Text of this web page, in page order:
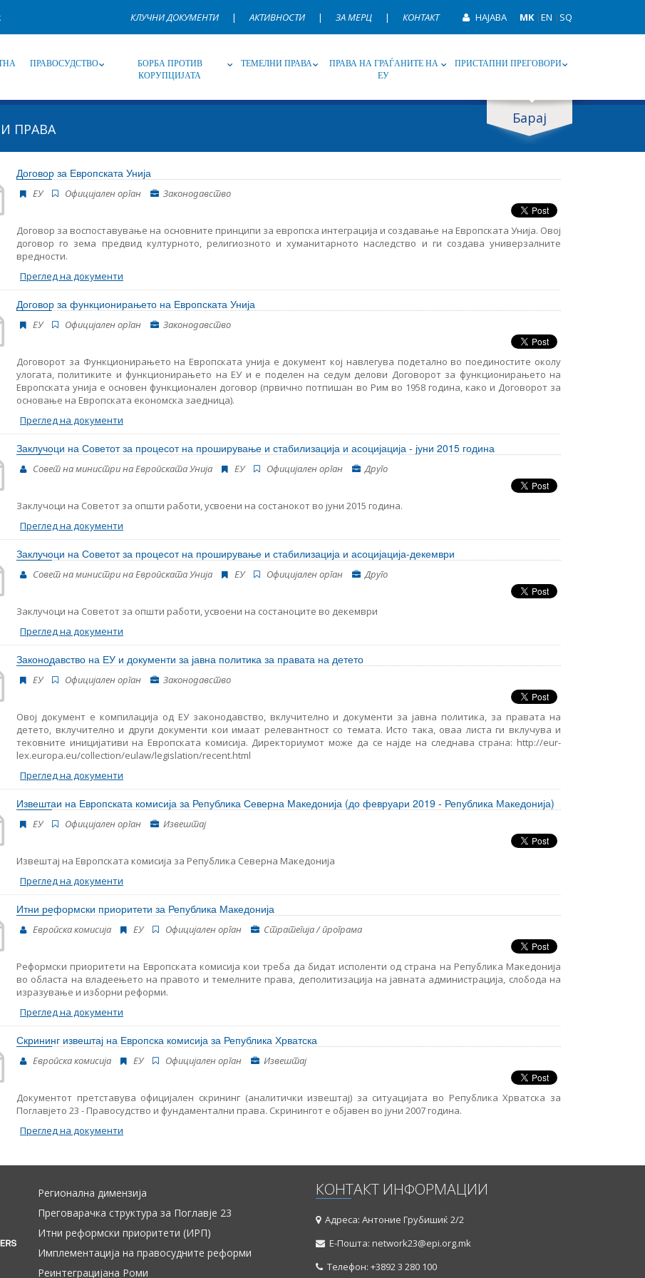
КЛУЧНИ ДОКУМЕНТИ | АКТИВНОСТИ | ЗА МЕРЦ | КОНТАКТ НАЈАВА MK|EN | SQ
ПРАВОСУДСТВО
БОРБА ПРОТИВ
КОРУПЦИЈАТА
ТЕМЕЛНИ ПРАВА
ПРАВА НА ГРАЃАНИТЕ НА
ЕУ
ПРИСТАПНИ ПРЕГОВОРИ
Барај
Јазик Име, опис или клучен збор
ПРАВА
Договор за Европската Унија
ЕУ Oфицијален орган Законодавство
Договор за воспоставување на основните принципи за европска интеграција и создавање на Европската Унија. Овој
договор го зема предвид културното, религиозното и хуманитарното наследство и ги создава универзалните
вредности.
Преглед на документи
Договор за функционирањето на Европската Унија
ЕУ Oфицијален орган Законодавство
Договорот за Функционирањето на Европската унија е документ кој навлегува подетално во поединостите околу
улогата, политиките и функционирањето на ЕУ и е поделен на седум делови Договорот за функционирањето на
Европската унија е основен функционален договор (првично потпишан во Рим во 1958 година, како и Договорот за
основање на Европската економска заедница).
Преглед на документи
Заклучоци на Советот за процесот на проширување и стабилизација и асоцијација - јуни 2015 година
Совет на министри на Европската Унија ЕУ Oфицијален орган Друго
Заклучоци на Советот за општи работи, усвоени на состанокот во јуни 2015 година.
Преглед на документи
Заклучоци на Советот за процесот на проширување и стабилизација и асоцијација-декември
Совет на министри на Европската Унија ЕУ Oфицијален орган Друго
Заклучоци на Советот за општи работи, усвоени на состаноците во декември
Преглед на документи
Законодавство на ЕУ и документи за јавна политика за правата на детето
ЕУ Oфицијален орган Законодавство
Овој документ е компилација од ЕУ законодавство, вклучително и документи за јавна политика, за правата на
детето, вклучително и други документи кои имаат релевантност со темата. Исто така, оваа листа ги вклучува и
тековните иницијативи на Европската комисија. Директориумот може да се најде на следнава страна: http://eur-
lex.europa.eu/collection/eulaw/legislation/recent.html
Преглед на документи
Извештаи на Европската комисија за Република Северна Македонија (до февруари 2019 - Република Македонија)
ЕУ Oфицијален орган Извештај
Извештај на Европската комисија за Република Северна Македонија
Преглед на документи
Итни реформски приоритети за Република Македонија
Европска комисија ЕУ Oфицијален орган Стратегија / програма
Реформски приоритети на Европската комисија кои треба да бидат исполенти од страна на Република Македонија
во областа на владеењето на правото и темелните права, деполитизација на јавната администрација, слобода на
изразување и изборни реформи.
Преглед на документи
Скрининг извештај на Европска комисија за Република Хрватска
Европска комисија ЕУ Oфицијален орган Извештај
Документот претставува официјален скрининг (аналитички извештај) за ситуацијата во Република Хрватска за
Поглавјето 23 - Правосудство и фундаментални права. Скринингот е објавен во јуни 2007 година.
Преглед на документи
Регионална димензија
Преговарачка структура за Поглавје 23
Итни реформски приоритети (ИРП)
Имплементација на правосудните реформи
Реинтеграцијана Роми
КОНТАКТ ИНФОРМАЦИИ
Адреса: Антоние Грубишиќ 2/2
Е-Пошта: network23@epi.org.mk
Телефон: +3892 3 280 100